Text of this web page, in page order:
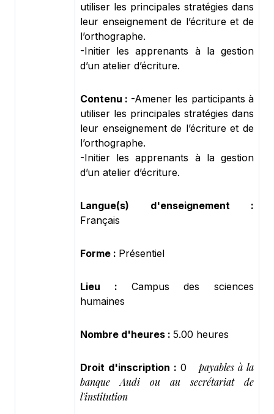
utiliser les principales stratégies dans
leur enseignement de l’écriture et de
l’orthographe.
-Initier les apprenants à la gestion
d’un atelier d’écriture.
Contenu : -Amener les participants à
utiliser les principales stratégies dans
leur enseignement de l’écriture et de
l’orthographe.
-Initier les apprenants à la gestion
d’un atelier d’écriture.
Langue(s) d'enseignement :
Français
Forme : Présentiel
Lieu : Campus des sciences
humaines
Nombre d'heures : 5.00 heures
Droit d'inscription : 0payables à la
banque Audi ou au secrétariat de
l'institution